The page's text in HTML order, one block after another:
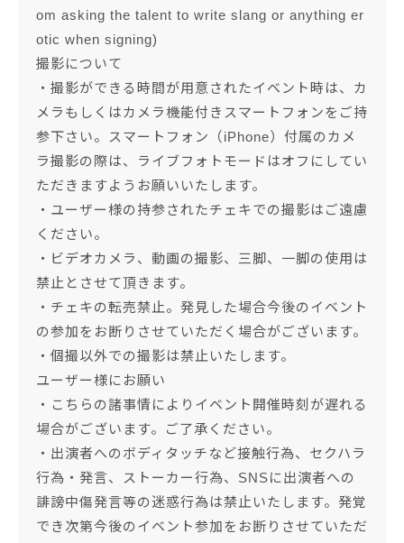
om asking the talent to write slang or anything er
otic when signing)
撮影について
・撮影ができる時間が用意されたイベント時は、カ
メラもしくはカメラ機能付きスマートフォンをご持
参下さい。スマートフォン（iPhone）付属のカメ
ラ撮影の際は、ライブフォトモードはオフにしてい
ただきますようお願いいたします。
・ユーザー様の持参されたチェキでの撮影はご遠慮
ください。
・ビデオカメラ、動画の撮影、三脚、一脚の使用は
禁止とさせて頂きます。
・チェキの転売禁止。発見した場合今後のイベント
の参加をお断りさせていただく場合がございます。
・個撮以外での撮影は禁止いたします。
ユーザー様にお願い
・こちらの諸事情によりイベント開催時刻が遅れる
場合がございます。ご了承ください。
・出演者へのボディタッチなど接触行為、セクハラ
行為・発言、ストーカー行為、SNSに出演者への
誹謗中傷発言等の迷惑行為は禁止いたします。発覚
でき次第今後のイベント参加をお断りさせていただ